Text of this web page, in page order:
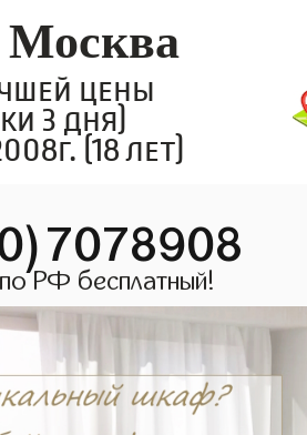
цены
3 дня)
(18 лет)
РФ бесплатный!